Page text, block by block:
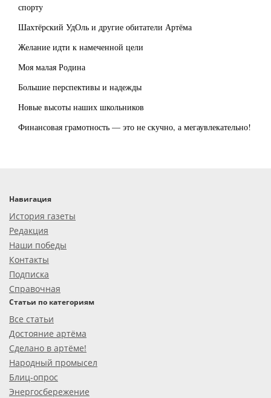
спорту
Шахтёрский УдОль и другие обитатели Артёма
Желание идти к намеченной цели
Моя малая Родина
Большие перспективы и надежды
Новые высоты наших школьников
Финансовая грамотность — это не скучно, а мегаувлекательно!
Навигация
История газеты
Редакция
Наши победы
Контакты
Подписка
Справочная
Статьи по категориям
Все статьи
Достояние артёма
Сделано в артёме!
Народный промысел
Блиц-опрос
Энергосбережение